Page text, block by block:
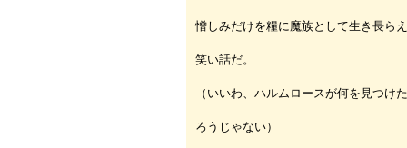
憎しみだけを糧に魔族として生き長ら
笑い話だ。
（いいわ、ハルムロースが何を見つけ
ろうじゃない）